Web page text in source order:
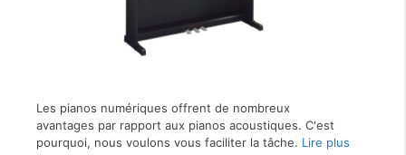
Les pianos numériques offrent de nombreux
avantages par rapport aux pianos acoustiques. C'est
pourquoi, nous voulons vous faciliter la tâche. Lire plus